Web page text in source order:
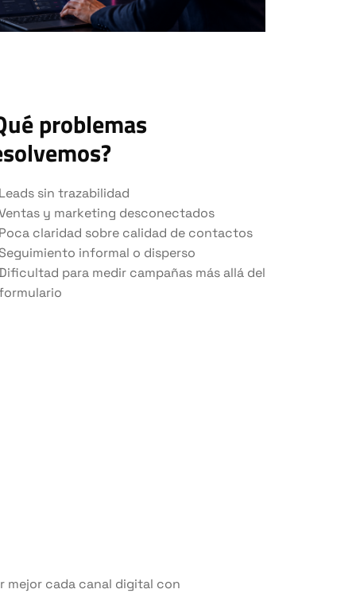
problemas
sin trazabilidad
y marketing desconectados
claridad sobre calidad de contactos
informal o disperso
para medir campañas más allá del
mejor cada canal digital con